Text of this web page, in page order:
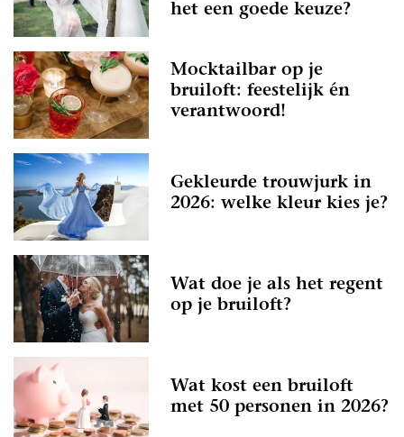
het een goede keuze?
Mocktailbar op je
bruiloft: feestelijk én
verantwoord!
Gekleurde trouwjurk in
2026: welke kleur kies je?
Wat doe je als het regent
op je bruiloft?
Wat kost een bruiloft
met 50 personen in 2026?